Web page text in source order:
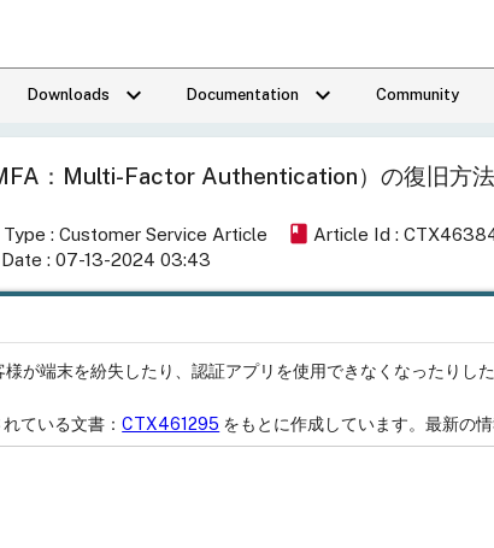
Downloads keyboard_arrow_down Documentation keyboard_arrow_down Community
：Multi-Factor Authentication）の復旧方
book Article Id :
: 07-13-2024 03:43
: Customer Service Article
が端末を紛失したり、認証アプリを使用できなくなったりし
ている文書：CTX461295 をもとに作成しています。最新の